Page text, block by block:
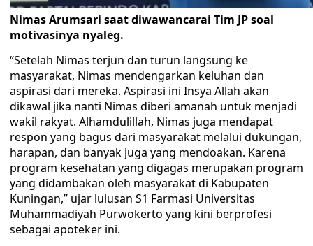
Nimas Arumsari saat diwawancarai Tim JP soal
motivasinya nyaleg.
“Setelah Nimas terjun dan turun langsung ke
masyarakat, Nimas mendengarkan keluhan dan
aspirasi dari mereka. Aspirasi ini Insya Allah akan
dikawal jika nanti Nimas diberi amanah untuk menjadi
wakil rakyat. Alhamdulillah, Nimas juga mendapat
respon yang bagus dari masyarakat melalui dukungan,
harapan, dan banyak juga yang mendoakan. Karena
program kesehatan yang digagas merupakan program
yang didambakan oleh masyarakat di Kabupaten
Kuningan,” ujar lulusan S1 Farmasi Universitas
Muhammadiyah Purwokerto yang kini berprofesi
sebagai apoteker ini.